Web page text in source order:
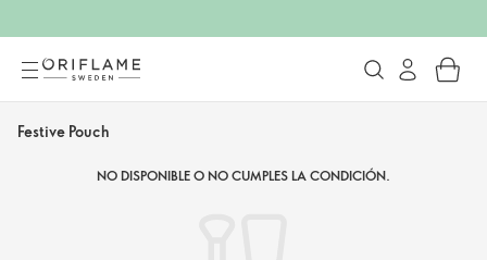
Festive Pouch
NO DISPONIBLE O NO CUMPLES LA CONDICIÓN.